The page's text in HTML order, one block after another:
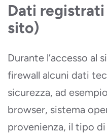
Dati
sito)
Durante l’accesso al
firewall alcuni dati
sicurezza, ad
browser, sistema
provenienza, il tipo